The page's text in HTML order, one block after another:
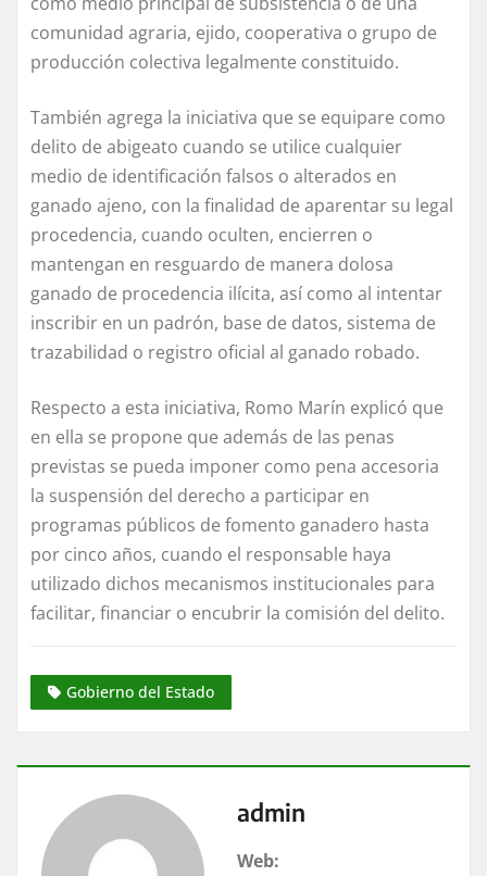
comunidad agraria, ejido, cooperativa o grupo de
producción colectiva legalmente constituido.
También agrega la iniciativa que se equipare como
delito de abigeato cuando se utilice cualquier
medio de identificación falsos o alterados en
ganado ajeno, con la finalidad de aparentar su legal
procedencia, cuando oculten, encierren o
mantengan en resguardo de manera dolosa
ganado de procedencia ilícita, así como al intentar
inscribir en un padrón, base de datos, sistema de
trazabilidad o registro oficial al ganado robado.
Respecto a esta iniciativa, Romo Marín explicó que
en ella se propone que además de las penas
previstas se pueda imponer como pena accesoria
la suspensión del derecho a participar en
programas públicos de fomento ganadero hasta
por cinco años, cuando el responsable haya
utilizado dichos mecanismos institucionales para
facilitar, financiar o encubrir la comisión del delito.
Gobierno del Estado
admin
Web: